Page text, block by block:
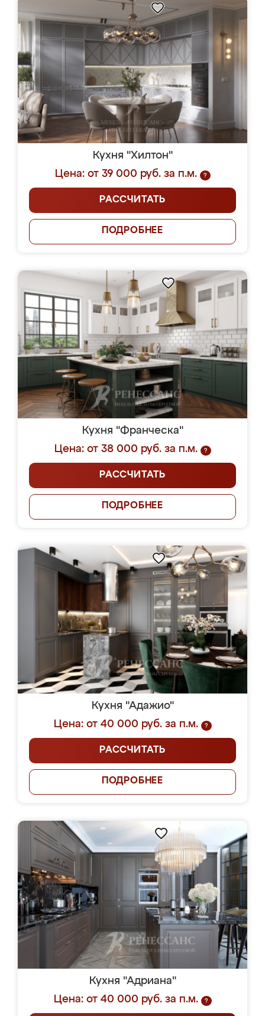
Кухня "Хилтон"
Цена: от 39 000 руб. за п.м.
?
РАССЧИТАТЬ
ПОДРОБНЕЕ
Кухня "Франческа"
Цена: от 38 000 руб. за п.м.
?
РАССЧИТАТЬ
ПОДРОБНЕЕ
Кухня "Адажио"
Цена: от 40 000 руб. за п.м.
?
РАССЧИТАТЬ
ПОДРОБНЕЕ
Кухня "Адриана"
Цена: от 40 000 руб. за п.м.
?